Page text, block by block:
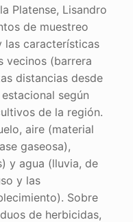
Platense, Lisandro
de muestreo
las características
vecinos (barrera
distancias desde
según
de la región.
aire (material
gaseosa),
y agua (lluvia, de
y las
Sobre
de herbicidas,